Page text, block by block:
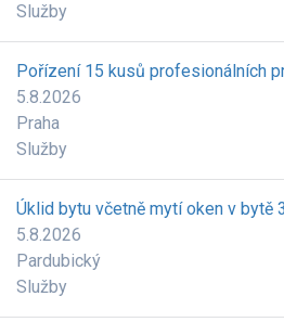
Služby
Pořízení 15 kusů profesionálních
5.8.2026
Praha
Služby
Úklid bytu včetně mytí oken v bytě
5.8.2026
Pardubický
Služby